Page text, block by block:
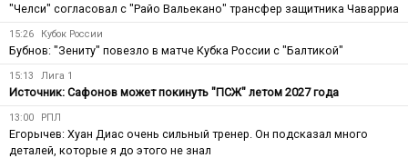
"Челси" согласовал с "Райо Вальекано" трансфер защитника Чаварриа
15:26 Кубок России
Бубнов: "Зениту" повезло в матче Кубка России с "Балтикой"
15:13 Лига 1
Источник: Сафонов может покинуть "ПСЖ" летом 2027 года
13:00 РПЛ
Егорычев: Хуан Диас очень сильный тренер. Он подсказал много
деталей, которые я до этого не знал